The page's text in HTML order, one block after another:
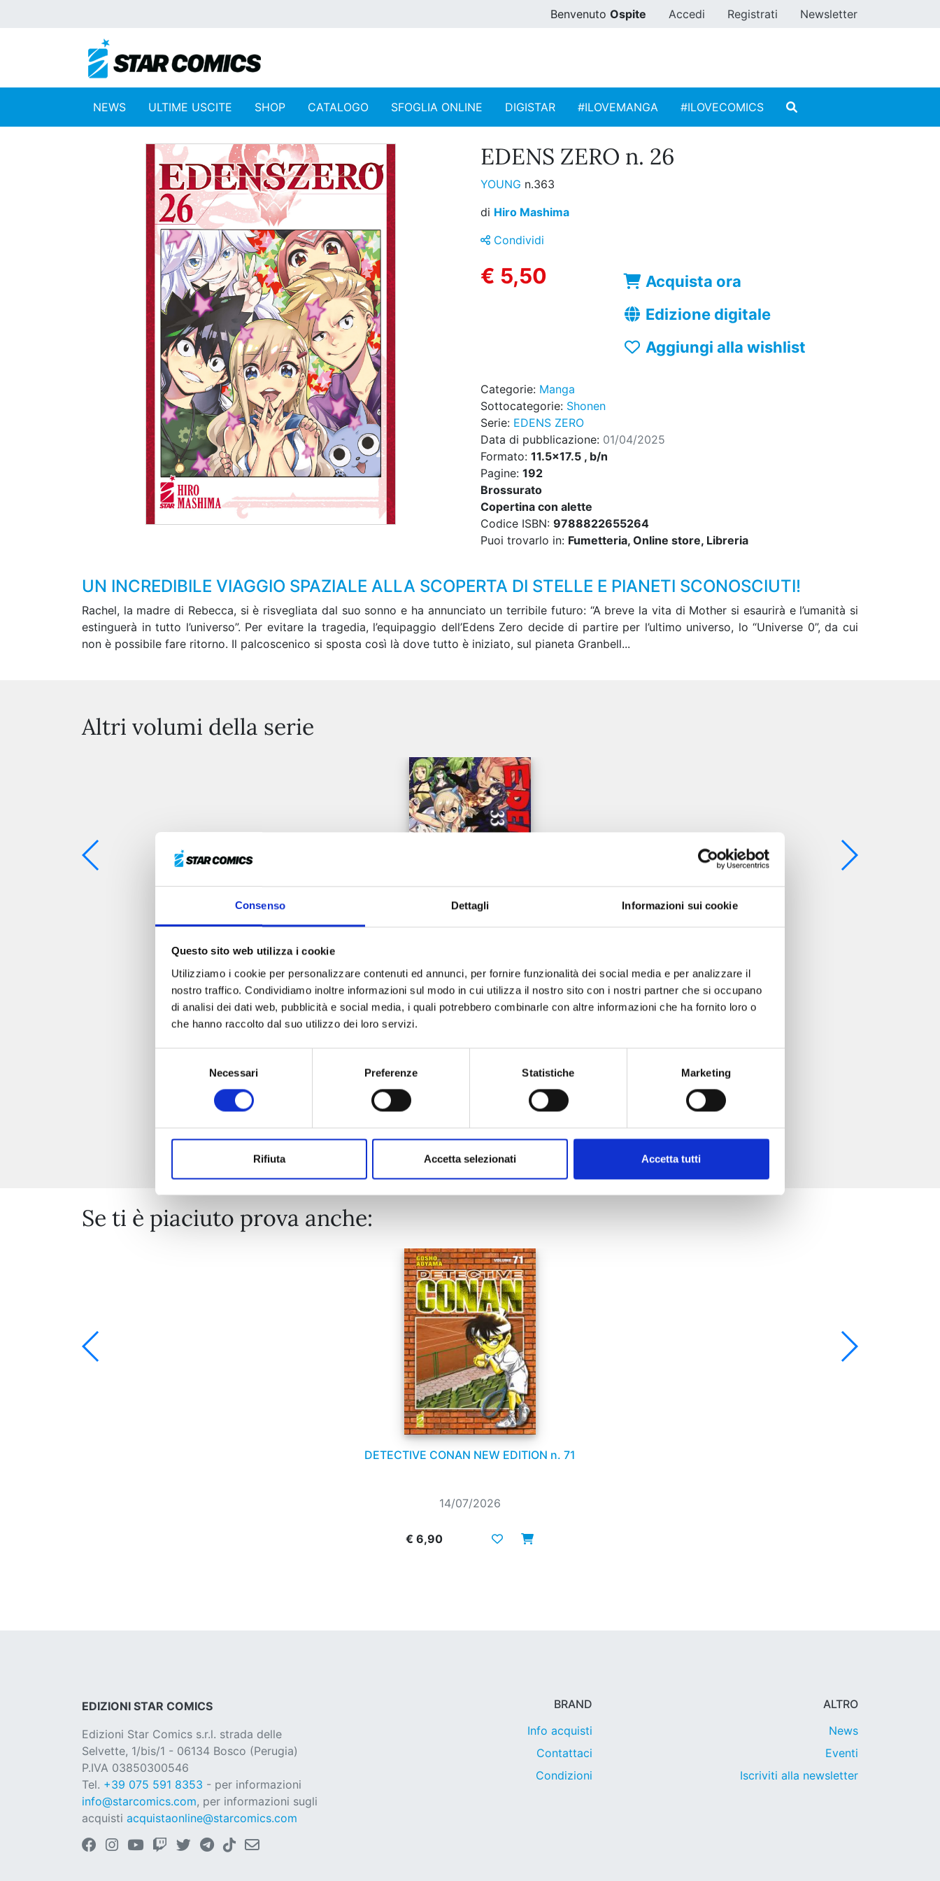
Consenso Dettagli Informazioni sui cookie
Questo sito web utilizza i cookie
Utilizziamo i cookie per personalizzare contenuti ed annunci, per fornire funzionalità dei social media e per analizzare il
nostro traffico. Condividiamo inoltre informazioni sul modo in cui utilizza il nostro sito con i nostri partner che si occupano
di analisi dei dati web, pubblicità e social media, i quali potrebbero combinarle con altre informazioni che ha fornito loro o
che hanno raccolto dal suo utilizzo dei loro servizi.
Necessari Preferenze Statistiche Marketing
Rifiuta Accetta selezionati Accetta tutti
Benvenuto Ospite Accedi Registrati Newsletter
NEWS ULTIME USCITE SHOP CATALOGO SFOGLIA ONLINE DIGISTAR #ILOVEMANGA #ILOVECOMICS
EDENS ZERO n. 26
YOUNG n.363
di Hiro Mashima
Condividi
€ 5,50
Acquista ora
Edizione digitale
Aggiungi alla wishlist
Categorie: Manga
Sottocategorie: Shonen
Serie: EDENS ZERO
Data di pubblicazione: 01/04/2025
Formato: 11.5x17.5 , b/n
Pagine: 192
Brossurato
Copertina con alette
Codice ISBN: 9788822655264
Puoi trovarlo in: Fumetteria, Online store, Libreria
UN INCREDIBILE VIAGGIO SPAZIALE ALLA SCOPERTA DI STELLE E PIANETI SCONOSCIUTI!
Rachel, la madre di Rebecca, si è risvegliata dal suo sonno e ha annunciato un terribile futuro: “A breve la vita di Mother si esaurirà e l’umanità si
estinguerà in tutto l’universo”. Per evitare la tragedia, l’equipaggio dell’Edens Zero decide di partire per l’ultimo universo, lo “Universe 0”, da cui
non è possibile fare ritorno. Il palcoscenico si sposta così là dove tutto è iniziato, sul pianeta Granbell...
Altri volumi della serie
02/06/2026
€ 5,90
Mostra tutto
Se ti è piaciuto prova anche:
DETECTIVE CONAN NEW EDITION n. 71
14/07/2026
€ 6,90
EDIZIONI STAR COMICS
Edizioni Star Comics s.r.l. strada delle
Selvette, 1/bis/1 - 06134 Bosco (Perugia)
P.IVA 03850300546
Tel. +39 075 591 8353 - per informazioni
info@starcomics.com, per informazioni sugli
acquisti acquistaonline@starcomics.com
BRAND
Info acquisti
Contattaci
Condizioni
ALTRO
News
Eventi
Iscriviti alla newsletter